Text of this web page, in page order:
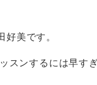
美です。
ンするには早す